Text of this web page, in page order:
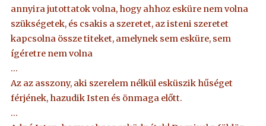
annyira jutottatok volna, hogy ahhoz esküre nem volna
szükségetek, és csakis a szeretet, az isteni szeretet
kapcsolna össze titeket, amelynek sem esküre, sem
ígéretre nem volna
…
Az az asszony, aki szerelem nélkül esküszik hűséget
férjének, hazudik Isten és önmaga előtt.
…